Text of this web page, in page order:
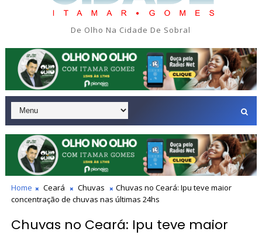
De Olho Na Cidade De Sobral
Home Ceará Chuvas
Chuvas no Ceará: Ipu teve maior
concentração de chuvas nas últimas 24hs
Chuvas no Ceará: Ipu teve maior